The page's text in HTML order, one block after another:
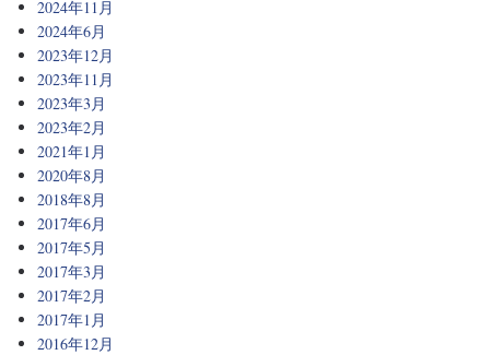
2024年11月
2024年6月
2023年12月
2023年11月
2023年3月
2023年2月
2021年1月
2020年8月
2018年8月
2017年6月
2017年5月
2017年3月
2017年2月
2017年1月
2016年12月